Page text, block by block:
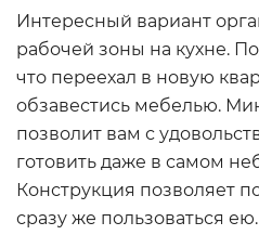
Интересный вариант
рабочей зоны на кухне.
что переехал в новую
обзавестись мебелью.
позволит вам с
готовить даже в самом
Конструкция позволяет
сразу же пользоваться